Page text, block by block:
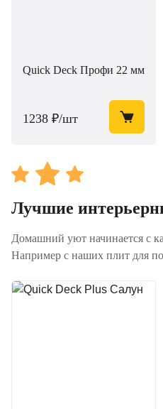
Quick Deck Профи 22 мм
1238 ₽/шт
Лучшие
Домашний уют начинается с
Например с наших плит для